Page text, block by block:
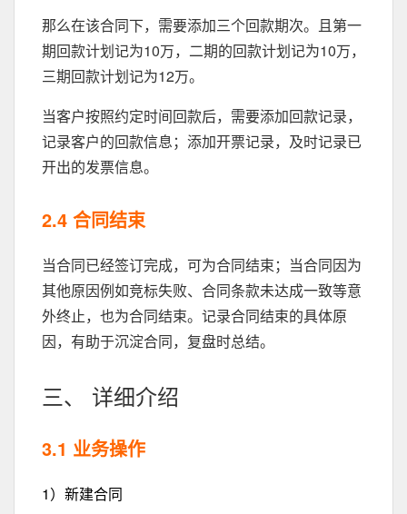
那么在该合同下，需要添加三个回款期次。且第一
期回款计划记为10万，二期的回款计划记为10万，
三期回款计划记为12万。
当客户按照约定时间回款后，需要添加回款记录，
记录客户的回款信息；添加开票记录，及时记录已
开出的发票信息。
2.4 合同结束
当合同已经签订完成，可为合同结束；当合同因为
其他原因例如竞标失败、合同条款未达成一致等意
外终止，也为合同结束。记录合同结束的具体原
因，有助于沉淀合同，复盘时总结。
三、 详细介绍
3.1 业务操作
1）新建合同